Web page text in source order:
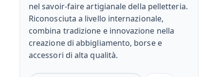
nel savoir-faire artigianale della pelletteria.
Riconosciuta a livello internazionale,
combina tradizione e innovazione nella
creazione di abbigliamento, borse e
accessori di alta qualità.